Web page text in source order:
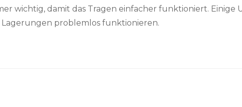
wichtig, damit das Tragen einfacher funktioniert. Einige
problemlos funktionieren.